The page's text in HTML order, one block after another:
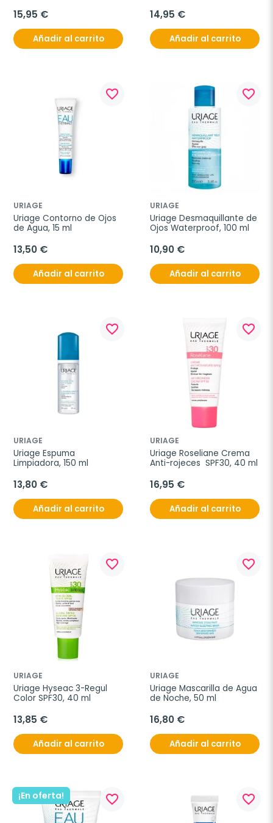
15,95 €
Añadir al carrito
14,95 €
Añadir al carrito
favorite_border
URIAGE
Uriage Contorno de Ojos
de Agua, 15 ml
13,50 €
Añadir al carrito
favorite_border
URIAGE
Uriage Desmaquillante de
Ojos Waterproof, 100 ml
10,90 €
Añadir al carrito
favorite_border
URIAGE
Uriage Espuma
Limpiadora, 150 ml
13,80 €
Añadir al carrito
favorite_border
URIAGE
Uriage Roseliane Crema
Anti-rojeces  SPF30, 40 ml
16,95 €
Añadir al carrito
favorite_border
URIAGE
Uriage Hyseac 3-Regul
Color SPF30, 40 ml
13,85 €
Añadir al carrito
favorite_border
URIAGE
Uriage Mascarilla de Agua
de Noche, 50 ml
16,80 €
Añadir al carrito
¡En oferta! favorite_border favorite_border